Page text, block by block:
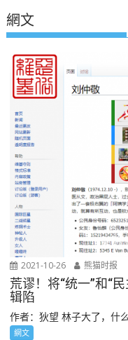
網文
2021-10-26 熊猫时报
荒谬！将“统一”和“
辑陷
作者：狄望 林子大了，什
網文